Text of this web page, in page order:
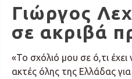
Γιώργος
σε ακριβά
«Το σχόλιό μου σε ό,τι έχει
ακτές όλης της Ελλάδας